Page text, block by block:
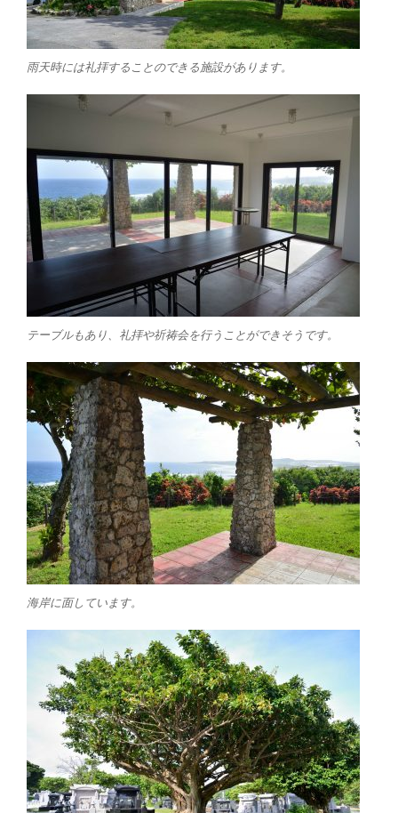
雨天時には礼拝することのできる施設があります。
テーブルもあり、礼拝や祈祷会を行うことができそうです。
海岸に面しています。